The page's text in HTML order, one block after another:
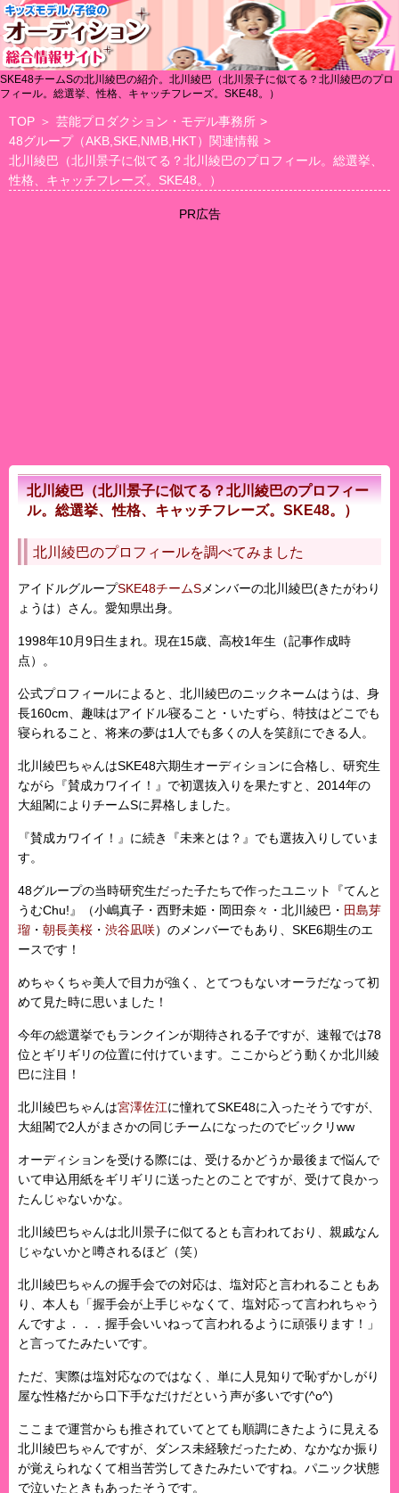
SKE48チームSの北川綾巴の紹介。北川綾巴（北川景子に似てる？北川綾巴のプロ
フィール。総選挙、性格、キャッチフレーズ。SKE48。）
TOP ＞ 芸能プロダクション・モデル事務所 >
48グループ（AKB,SKE,NMB,HKT）関連情報 >
北川綾巴（北川景子に似てる？北川綾巴のプロフィール。総選挙、
性格、キャッチフレーズ。SKE48。）
PR広告
北川綾巴（北川景子に似てる？北川綾巴のプロフィー
ル。総選挙、性格、キャッチフレーズ。SKE48。）
北川綾巴のプロフィールを調べてみました
アイドルグループSKE48チームS メンバーの北川綾巴(きたがわり
ょうは）さん。愛知県出身。
1998年10月9日生まれ。現在15歳、高校1年生（記事作成時
点）。
公式プロフィールによると、北川綾巴のニックネームはうは 、身
長160cm、趣味はアイドル寝ること・いたずら、特技はどこでも
寝られること、将来の夢は1人でも多くの人を笑顔にできる人。
北川綾巴ちゃんはSKE48六期生オーディションに合格し、研究生
ながら『賛成カワイイ！』で初選抜入りを果たすと、2014年の
大組閣によりチームSに昇格しました。
『賛成カワイイ！』に続き『未来とは？』でも選抜入りしていま
す。
48グループの当時研究生だった子たちで作ったユニット『てんと
うむChu!』（小嶋真子・西野未姫・岡田奈々・北川綾巴・ 田島芽
瑠 ・ 朝長美桜 ・ 渋谷凪咲）のメンバーでもあり、SKE6期生のエ
ースです！
めちゃくちゃ美人で目力が強く、とてつもないオーラだなって初
めて見た時に思いました！
今年の総選挙でもランクインが期待される子ですが、速報では78
位とギリギリの位置に付けています。ここからどう動くか北川綾
巴に注目！
北川綾巴ちゃんは宮澤佐江に憧れてSKE48に入ったそうですが、
大組閣で2人がまさかの同じチームになったのでビックリww
オーディションを受ける際には、受けるかどうか最後まで悩んで
いて申込用紙をギリギリに送ったとのことですが、受けて良かっ
たんじゃないかな。
北川綾巴ちゃんは北川景子に似てるとも言われており、親戚なん
じゃないかと噂されるほど（笑）
北川綾巴ちゃんの握手会での対応は、塩対応と言われることもあ
り、本人も「握手会が上手じゃなくて、塩対応って言われちゃう
んですよ．．．握手会いいねって言われるように頑張ります！」
と言ってたみたいです。
ただ、実際は塩対応なのではなく、単に人見知りで恥ずかしがり
屋な性格だから口下手なだけだという声が多いです(^o^)
ここまで運営からも推されていてとても順調にきたように見える
北川綾巴ちゃんですが、ダンス未経験だったため、なかなか振り
が覚えられなくて相当苦労してきたみたいですね。パニック状態
で泣いたときもあったそうです。